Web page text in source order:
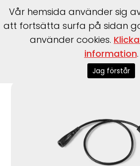
Garmin>Givare
Vår hemsida använder sig
att fortsätta surfa på sidan
använder cookies.
information.
Jag förstår